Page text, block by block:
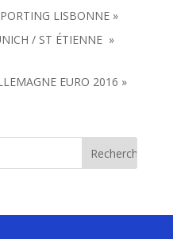
LISBONNE »
/ ST ÉTIENNE »
EURO 2016 »